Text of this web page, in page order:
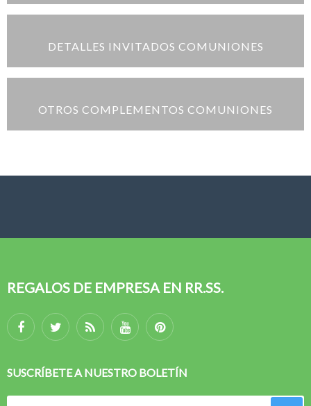
DETALLES INVITADOS COMUNIONES
OTROS COMPLEMENTOS COMUNIONES
REGALOS DE EMPRESA EN RR.SS.
SUSCRÍBETE A NUESTRO BOLETÍN